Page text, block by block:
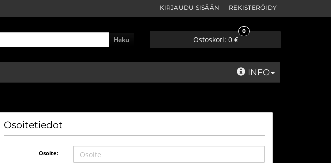
KIRJAUDU SISÄÄN REKISTERÖIDY
Haku Ostoskori: 0 €
0
INFO
Osoitetiedot
Osoite: